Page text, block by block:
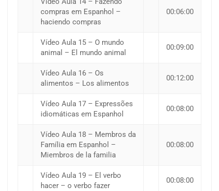
compras em Espanhol –
haciendo compras
00:06:00
Vídeo Aula 15 – O mundo
animal – El mundo animal
00:09:00
Vídeo Aula 16 – Os
alimentos – Los alimentos
00:12:00
Vídeo Aula 17 – Expressões
idiomáticas em Espanhol
00:08:00
Vídeo Aula 18 – Membros da
Família em Espanhol –
Miembros de la familia
00:08:00
Vídeo Aula 19 – El verbo
hacer – o verbo fazer
00:08:00